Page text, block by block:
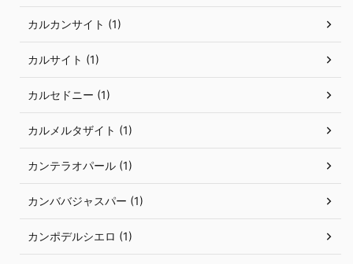
カルカンサイト (1)
カルサイト (1)
カルセドニー (1)
カルメルタザイト (1)
カンテラオパール (1)
カンババジャスパー (1)
カンポデルシエロ (1)